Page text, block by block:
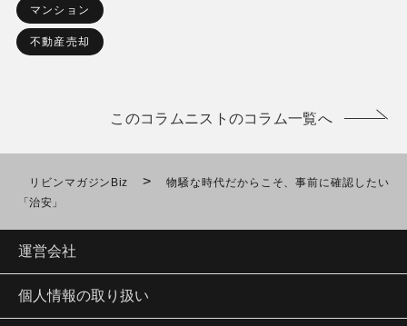
マンション
不動産売却
このコラムニストのコラム一覧へ
リビンマガジンBiz >
物騒な時代だからこそ、事前に確認したい
「治安」
運営会社
個人情報の取り扱い